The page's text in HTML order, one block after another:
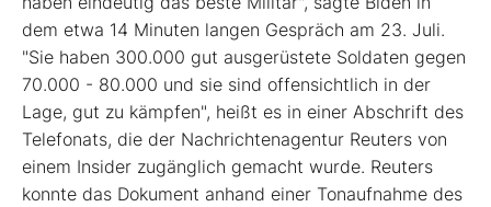
dem etwa 14 Minuten langen Gespräch am 23. Juli.
"Sie haben 300.000 gut ausgerüstete Soldaten gegen
70.000 - 80.000 und sie sind offensichtlich in der
Lage, gut zu kämpfen", heißt es in einer Abschrift des
Telefonats, die der Nachrichtenagentur Reuters von
einem Insider zugänglich gemacht wurde. Reuters
konnte das Dokument anhand einer Tonaufnahme des